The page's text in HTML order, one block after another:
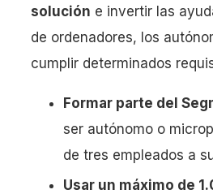
solución e invertir las
de ordenadores, los
cumplir determinados
Formar parte del
ser autónomo o
de tres empleados a
Usar un máximo de